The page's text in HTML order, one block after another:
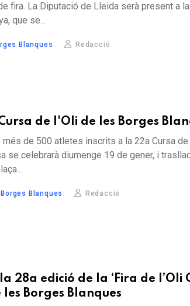
fira. La Diputació de Lleida serà present a
que se...
Blanques Redacció
de l'Oli de les Borges
de 500 atletes inscrits a la 22a Cursa de
se celebrarà diumenge 19 de gener, i
Borges Blanques Redacció
28a edició de la ‘Fira de l’Oli
les Borges Blanques